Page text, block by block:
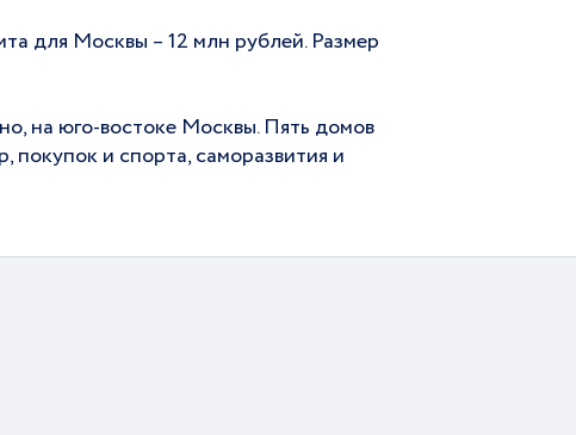
для Москвы – 12 млн рублей. Размер
на юго-востоке Москвы. Пять домов
и спорта, саморазвития и